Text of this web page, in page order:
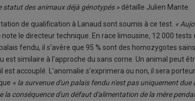
statut des animaux déjà génotypés » détaille Julien Mante.
de qualification à Lanaud sont soumis à ce test. «
note le directeur technique. En race limousine, 12 000 tests
fendu, il s'avère que 95 % sont des homozygotes
est similaire à l'approche du sans corne. Un animal peut
accouplé. L'anomalie s'exprimera ou non, il sera porteur
« la survenue d'un palais fendu n'est pas uniquement due
la conséquence d'un défaut d'alimentation de la mère